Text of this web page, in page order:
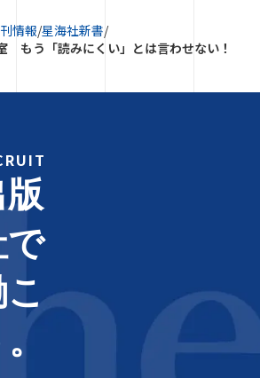
情報/星海社新書/
もう「読みにくい」とは言わせない！
版
で
こ